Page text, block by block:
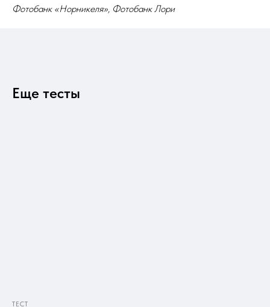
Фотобанк «Норникеля», Фотобанк Лори
Еще тесты
ТЕСТ